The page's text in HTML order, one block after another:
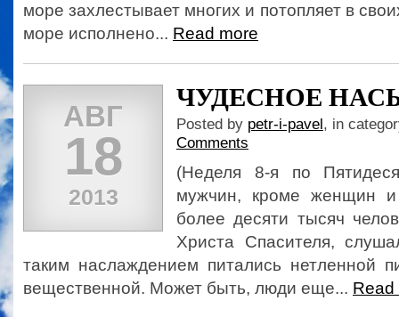
море захлестывает многих и потопляет в
море исполнено... Read more
АВГ
18
2013
ЧУДЕСНОЕ
Posted by petr-i-pavel, in
Comments
(Неделя 8-я по
мужчин, кроме женщин
более десяти тысяч
Христа Спасителя,
таким наслаждением питались нетленной
вещественной. Может быть, люди еще... Read